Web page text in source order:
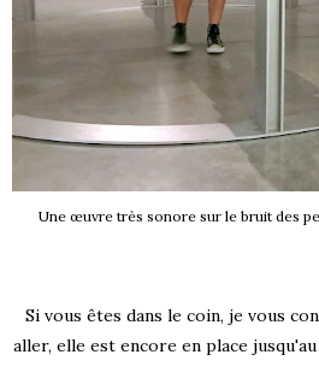
Une œuvre très sonore sur le bruit des
Si vous êtes dans le coin, je vous
aller, elle est encore en place